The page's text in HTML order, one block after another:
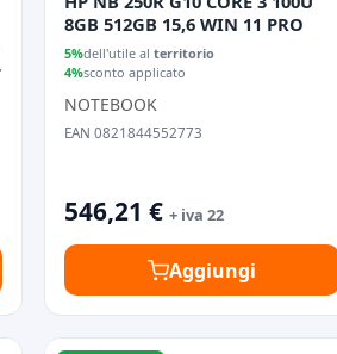
8GB 512GB 15,6 WIN 11 PRO
5%dell'utile al territorio
4%sconto applicato
NOTEBOOK
EAN 0821844552773
546,21 € + iva 22
Aggiungi